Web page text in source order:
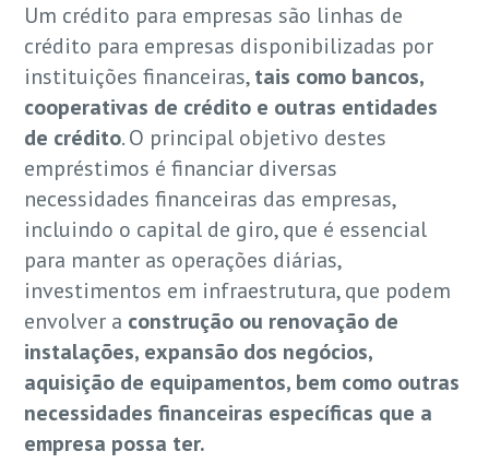
Um crédito para empresas são linhas de
crédito para empresas disponibilizadas por
instituições financeiras,tais como bancos,
cooperativas de crédito e outras entidades
de crédito. O principal objetivo destes
empréstimos é financiar diversas
necessidades financeiras das empresas,
incluindo o capital de giro, que é essencial
para manter as operações diárias,
investimentos em infraestrutura, que podem
envolver a construção ou renovação de
instalações, expansão dos negócios,
aquisição de equipamentos, bem como outras
necessidades financeiras específicas que a
empresa possa ter.